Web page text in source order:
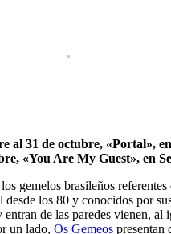
al 31 de octubre, «Portal»,
«You Are My Guest», en
gemelos brasileños referentes
los 80 y conocidos por
entran de las paredes vienen, al
un lado, Os Gemeos presentan